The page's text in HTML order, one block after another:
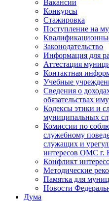
Вакансии
Конкурсы
Стажировка
Поступление на
Законодательство
Информация для
Аттестация
Контактная
Учебные
Сведения о
обязательствах
Кодексы этики и
муниципальных
Комиссии по
служебному
служащих и
интересов ОМС г.
Конфликт
Методические
Памятка для
Новости
Дума